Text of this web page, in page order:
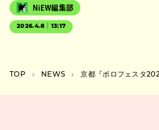
NiEW編集部
2026.4.8｜13:17
TOP NEWS 京都『ボロフェスタ2024』第3弾でHelsinki Lambda Club、